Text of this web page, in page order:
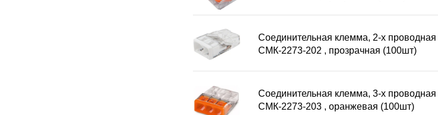
Соединительная клемма, 2-х проводная
СМК-2273-202 , прозрачная (100шт)
Соединительная клемма, 3-х проводная
СМК-2273-203 , оранжевая (100шт)